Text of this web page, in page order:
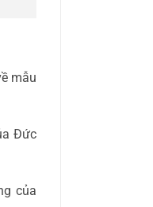
mẫu
Đức
của